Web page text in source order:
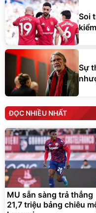
Soi
Sự
ĐỌC NHIỀU NHẤT
MU sẵn sàng trả thẳng
21,7 triệu bảng chiêu